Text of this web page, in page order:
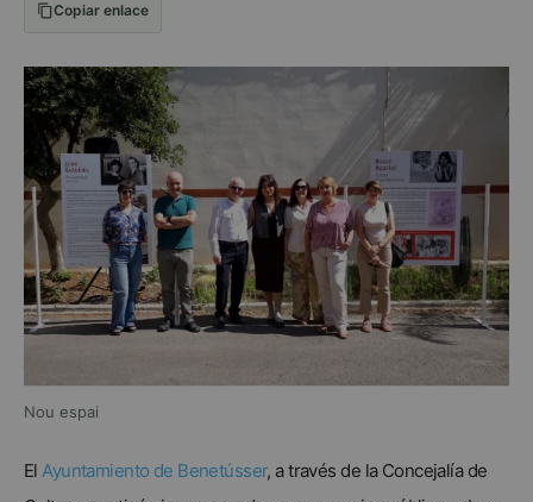
Copiar enlace
Nou espai
ElAyuntamiento de Benetússer, a través de la Concejalía de